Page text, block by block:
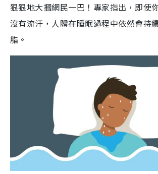
狠狠地大摑網民一巴！專家指出，即使
沒有流汗，人體在睡眠過程中依然會持
脂。